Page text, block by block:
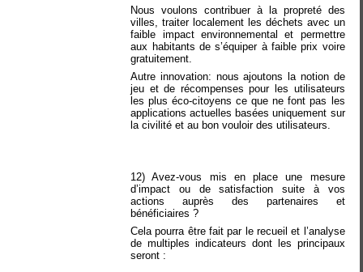
Nous voulons contribuer à la propreté des
villes, traiter localement les déchets avec un
faible impact environnemental et permettre
aux habitants de s’équiper à faible prix voire
gratuitement.
Autre innovation: nous ajoutons la notion de
jeu et de récompenses pour les utilisateurs
les plus éco-citoyens ce que ne font pas les
applications actuelles basées uniquement sur
la civilité et au bon vouloir des utilisateurs.
12) Avez-vous mis en place une mesure
d’impact ou de satisfaction suite à vos
actions auprès des partenaires et
bénéficiaires ?
Cela pourra être fait par le recueil et l’analyse
de multiples indicateurs dont les principaux
seront :